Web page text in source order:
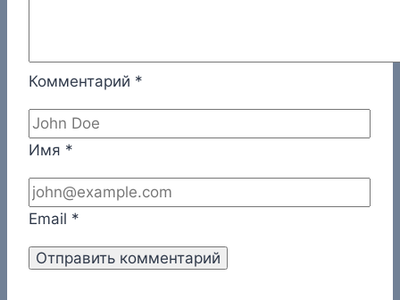
Комментарий *
Имя *
Email *